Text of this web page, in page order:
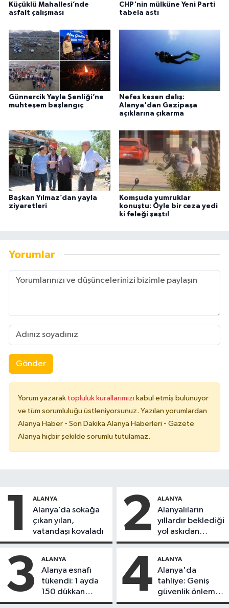
Küçüklü Mahallesi’nde
asfalt çalışması
CHP'nin mülküne Yeni Parti
tabela astı
Günnercik Yayla Şenliği’ne
muhteşem başlangıç
Nefes kesen dalış:
Alanya'dan Gazipaşa
açıklarına çıkarma
Başkan Yılmaz’dan yayla
ziyaretleri
Komşuda yumruklar
konuştu: Öyle bir ceza yedi
ki feleği şaştı!
Yorumlar
Gönder
Yorum yazarak topluluk kurallarımızı kabul etmiş bulunuyor
ve tüm sorumluluğu üstleniyorsunuz. Yazılan yorumlardan
Alanya Haber - Son Dakika Alanya Haberleri - Gazete
Alanya hiçbir şekilde sorumlu tutulamaz.
1 ALANYA
Alanya’da sokağa
çıkan yılan,
vatandaşı kovaladı
2 ALANYA
Alanyalıların
yıllardır beklediği
yol askıdan
döndü
3 ALANYA
Alanya esnafı
tükendi: 1 ayda
150 dükkan
kapandı
4 ALANYA
Alanya'da
tahliye: Geniş
güvenlik önlemi
alındı